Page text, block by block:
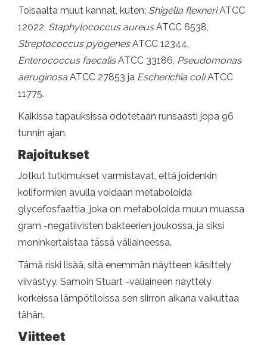
Toisaalta muut kannat, kuten: Shigella flexneriATCC
12022, Staphylococcus aureusATCC 6538,
Streptococcus pyogenesATCC 12344,
Enterococcus faecalisATCC 33186, Pseudomonas
aeruginosa ATCC 27853 ja Escherichia coliATCC
11775.
Kaikissa tapauksissa odotetaan runsaasti jopa 96
tunnin ajan.
Rajoitukset
Jotkut tutkimukset varmistavat, että joidenkin
koliformien avulla voidaan metaboloida
glycefosfaattia, joka on metaboloida muun muassa
gram -negatiivisten bakteerien joukossa, ja siksi
moninkertaistaa tässä väliaineessa.
Tämä riski lisää, sitä enemmän näytteen käsittely
viivästyy. Samoin Stuart -väliaineen näyttely
korkeissa lämpötiloissa sen siirron aikana vaikuttaa
tähän.
Viitteet